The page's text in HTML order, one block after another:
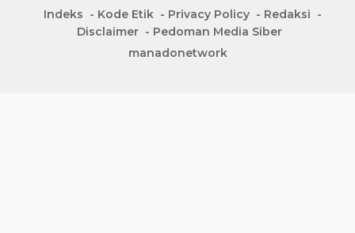
Indeks Kode Etik Privacy Policy
Redaksi
Disclaimer
Pedoman Media Siber
manadonetwork